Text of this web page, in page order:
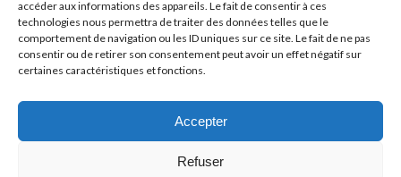
accéder aux informations des appareils. Le fait de consentir à ces
technologies nous permettra de traiter des données telles que le
comportement de navigation ou les ID uniques sur ce site. Le fait de ne pas
consentir ou de retirer son consentement peut avoir un effet négatif sur
certaines caractéristiques et fonctions.
Accepter
Refuser
E-mail*